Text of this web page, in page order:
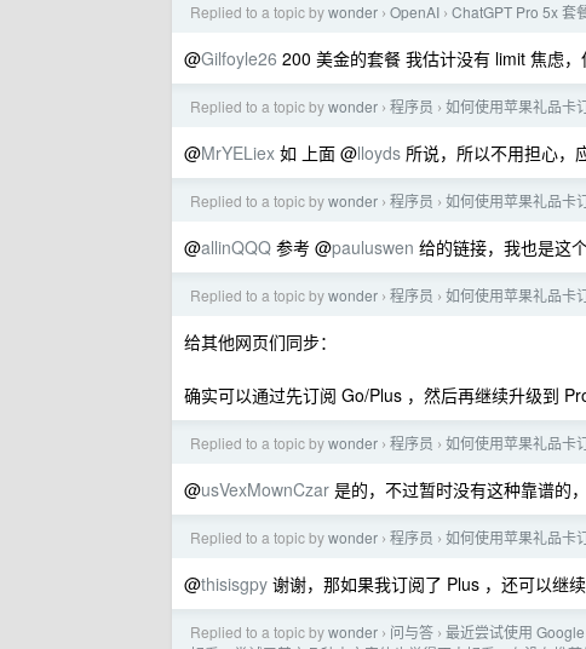
Replied to a topic bywonder › OpenAI › ChatGPT Pro 5x 套
@Gilfoyle26 200 美金的套餐 我估计没有 limit 焦虑
Replied to a topic bywonder › 程序员 › 如何使用苹果礼品卡
@MrYELiex 如 上面 @lloyds 所说，所以不用担心，
Replied to a topic bywonder › 程序员 › 如何使用苹果礼品卡
@allinQQQ 参考 @pauluswen 给的链接，我也是这
Replied to a topic bywonder › 程序员 › 如何使用苹果礼品卡
给其他网页们同步：
确实可以通过先订阅 Go/Plus ，然后再继续升级到
Replied to a topic bywonder › 程序员 › 如何使用苹果礼品卡
@usVexMownCzar 是的，不过暂时没有这种靠谱的
Replied to a topic bywonder › 程序员 › 如何使用苹果礼品卡
@thisisgpy 谢谢，那如果我订阅了 Plus ，还可以继
Replied to a topic bywonder › 问与答 › 最近尝试使用